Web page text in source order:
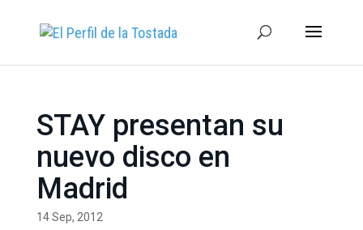
STAY presentan su
nuevo disco en
Madrid
14 Sep, 2012